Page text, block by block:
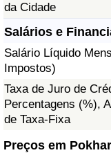
da Cidade
Salários e
Salário Líquido
Impostos)
Taxa de Juro de
Percentagens (%),
de Taxa-Fixa
Preços em